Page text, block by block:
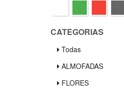
CATEGORIAS
Todas
ALMOFADAS
FLORES